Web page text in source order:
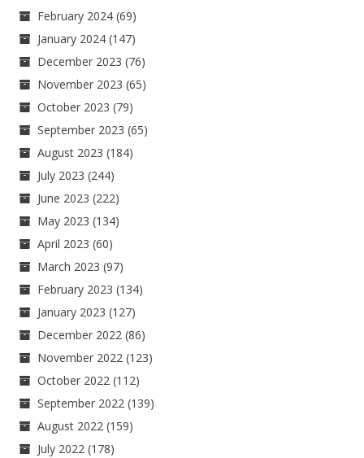
February 2024 (69)
January 2024 (147)
December 2023 (76)
November 2023 (65)
October 2023 (79)
September 2023 (65)
August 2023 (184)
July 2023 (244)
June 2023 (222)
May 2023 (134)
April 2023 (60)
March 2023 (97)
February 2023 (134)
January 2023 (127)
December 2022 (86)
November 2022 (123)
October 2022 (112)
September 2022 (139)
August 2022 (159)
July 2022 (178)